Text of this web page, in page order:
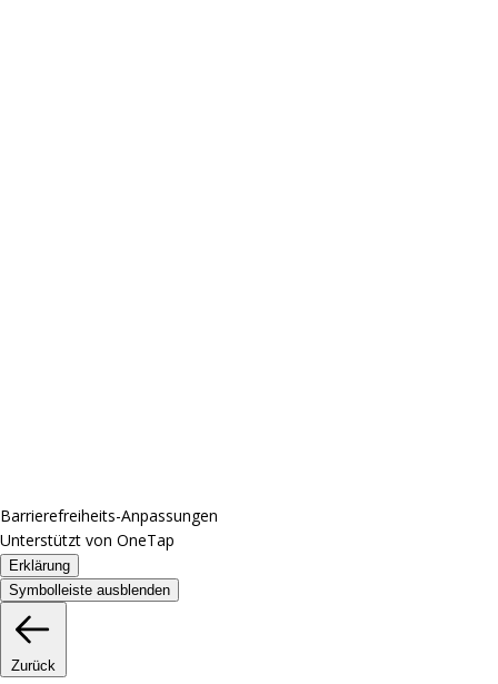
Barrierefreiheits-Anpassungen
Unterstützt von OneTap
Erklärung
Symbolleiste ausblenden
Zurück